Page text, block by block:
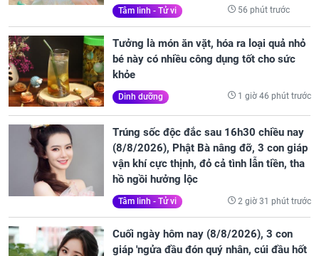
Tâm linh - Tử vi 56 phút trước
Tưởng là món ăn vặt, hóa ra loại quả nhỏ
bé này có nhiều công dụng tốt cho sức
khỏe
Dinh dưỡng 1 giờ 46 phút trước
Trúng sốc độc đắc sau 16h30 chiều nay
(8/8/2026), Phật Bà nâng đỡ, 3 con giáp
vận khí cực thịnh, đỏ cả tình lẫn tiền, tha
hồ ngồi hưởng lộc
Tâm linh - Tử vi 2 giờ 31 phút trước
Cuối ngày hôm nay (8/8/2026), 3 con
giáp 'ngửa đầu đón quý nhân, cúi đầu hốt